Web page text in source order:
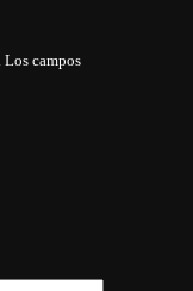
Los campos